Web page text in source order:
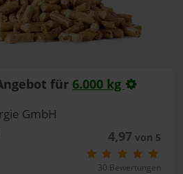
für 6.000 kg
GmbH
4,97von 5
30 Bewertungen